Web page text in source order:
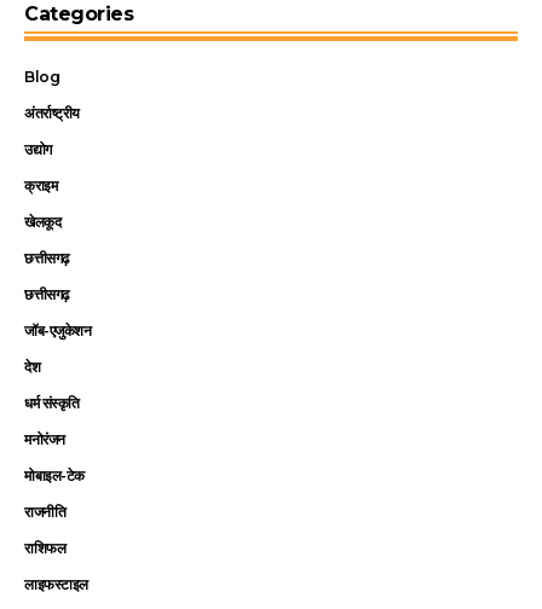
Categories
Blog
अंतर्राष्ट्रीय
उद्योग
क्राइम
खेलकूद
छत्तीसगढ़
छत्तीसगढ़
जॉब-एजुकेशन
देश
धर्म संस्कृति
मनोरंजन
मोबाइल-टेक
राजनीति
राशिफल
लाइफस्टाइल